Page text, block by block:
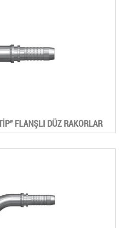
FLANŞLI DÜZ RAKORLAR